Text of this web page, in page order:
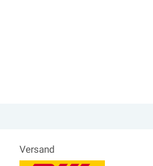
Versand